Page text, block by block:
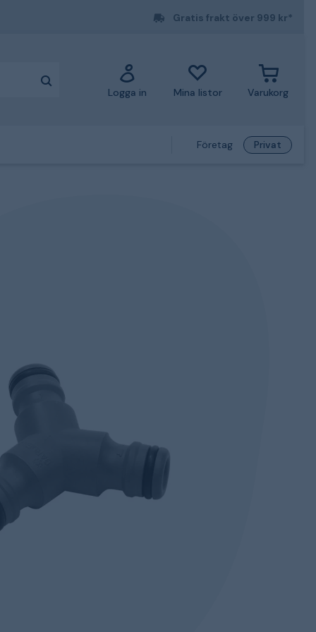
Gratis frakt över 999 kr*
Logga in Mina listor Varukorg
Företag Privat